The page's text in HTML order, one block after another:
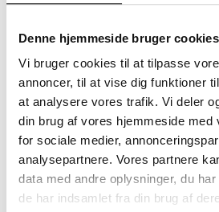
Denne hjemmeside bruger cookies
Vi bruger cookies til at tilpasse
annoncer, til at vise dig funktioner
at analysere vores trafik. Vi deler
din brug af vores hjemmeside med
for sociale medier,
analysepartnere. Vores partnere
data med andre oplysninger, du
de har indsamlet fra din brug af
Misbrugsregistre i henhold til
For at kunne videreudvikle og
Wedoshops statistik over,
anvender sitet. Statistikken
opsummeret form, f.eks. til at se
besøgende anvender mest.
Wedoshops anvender Google
besøgsstatistik og videregiver i den